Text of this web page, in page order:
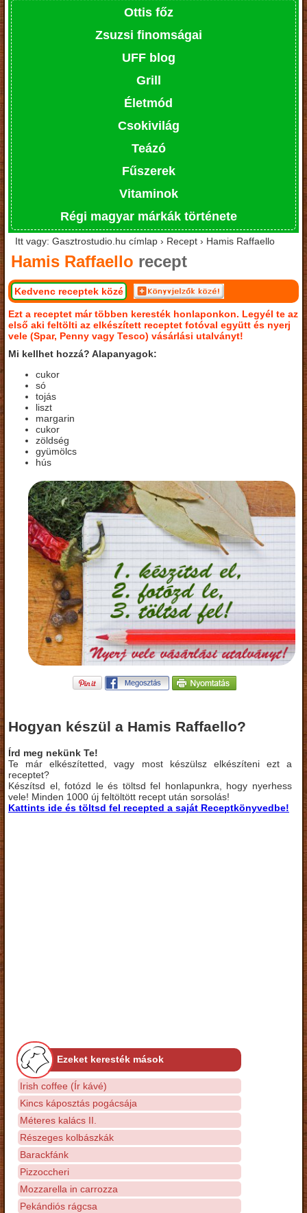
Ottis főz
Zsuzsi finomságai
UFF blog
Grill
Életmód
Csokivilág
Teázó
Fűszerek
Vitaminok
Régi magyar márkák története
Itt vagy: Gasztrostudio.hu címlap › Recept › Hamis Raffaello
Hamis Raffaello recept
Kedvenc receptek közé
Ezt a receptet már többen keresték honlaponkon. Legyél te az
első aki feltölti az elkészített receptet fotóval együtt és nyerj
vele (Spar, Penny vagy Tesco) vásárlási utalványt!
Mi kellhet hozzá? Alapanyagok:
cukor
só
tojás
liszt
margarin
cukor
zöldség
gyümölcs
hús
Hogyan készül a Hamis Raffaello?
Írd meg nekünk Te!
Te már elkészítetted, vagy most készülsz elkészíteni ezt a
receptet?
Készítsd el, fotózd le és töltsd fel honlapunkra, hogy nyerhess
vele! Minden 1000 új feltöltött recept után sorsolás!
Kattints ide és töltsd fel recepted a saját Receptkönyvedbe!
Ezeket keresték mások
Irish coffee (Ír kávé)
Kincs káposztás pogácsája
Méteres kalács II.
Részeges kolbászkák
Barackfánk
Pizzoccheri
Mozzarella in carrozza
Pekándiós rágcsa